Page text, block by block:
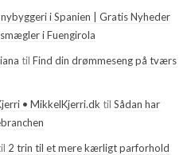
i Spanien | Gratis Nyheder
i Fuengirola
til Find din drømmeseng på tværs
• MikkelKjerri.dk til Sådan har
2 trin til et mere kærligt parforhold